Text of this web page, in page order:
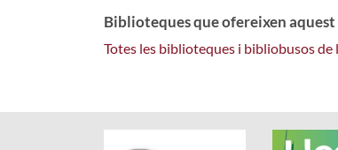
Biblioteques que ofereixen aquest
Totes les biblioteques i bibliobusos